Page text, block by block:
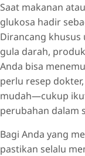
Saat makanan
glukosa hadir
Dirancang
gula darah,
Anda bisa
perlu resep
mudah—cukup
perubahan dalam
Bagi Anda yang
pastikan selalu